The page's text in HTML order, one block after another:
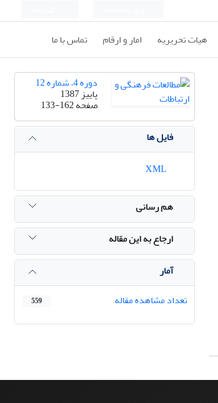
هیات تحریریه امار و ارقام تماس با ما
دوره 4، شماره 12
پاییز 1387
صفحه133-162
فایل ها
هم رسانی
ارجاع به این مقاله
آمار
تعداد مشاهده مقاله
559